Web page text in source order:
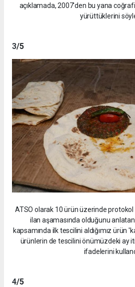
açıklamada, 2007'den bu yana
yürüttüklerini
3/5
ATSO olarak 10 ürün üzerinde protokol
ilan aşamasında olduğunu anlatan
kapsamında ilk tescilini aldığımız ürün
ürünlerin de tescilini önümüzdeki ay
ifadelerini
4/5